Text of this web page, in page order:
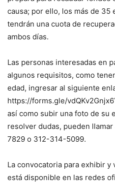
causa; por ello, los más de 35
tendrán una cuota de
ambos días.
Las personas interesadas en
algunos requisitos, como
edad, ingresar al siguiente
https://forms.gle/
así como subir una foto de su
resolver dudas, pueden
7829 o 312-314-5099.
La convocatoria para exhibir
está disponible en las redes